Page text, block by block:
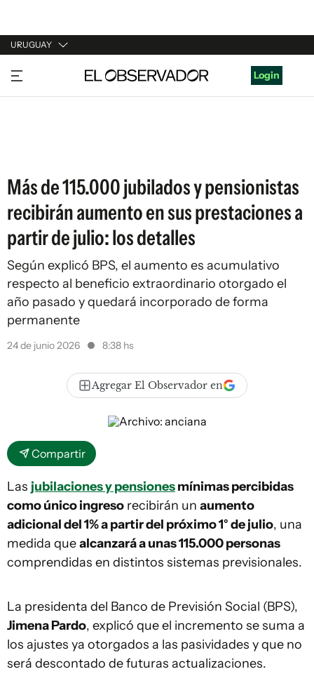
URUGUAY
URUGUAY
ARGENTINA
Login
Más de 115.000 jubilados y pensionistas
recibirán aumento en sus prestaciones a
partir de julio: los detalles
Según explicó BPS, el aumento es acumulativo
respecto al beneficio extraordinario otorgado el
año pasado y quedará incorporado de forma
permanente
24 de junio 2026 8:38 hs
Agregar El Observador en
Compartir
Las jubilaciones y pensionesmínimas percibidas
como único ingreso recibirán un aumento
adicional del 1% a partir del próximo 1° de julio, una
medida quealcanzará a unas 115.000 personas
comprendidas en distintos sistemas previsionales.
La presidenta del Banco de Previsión Social (BPS),
Jimena Pardo, explicó que el incremento se suma a
los ajustes ya otorgados a las pasividades y que no
será descontado de futuras actualizaciones.